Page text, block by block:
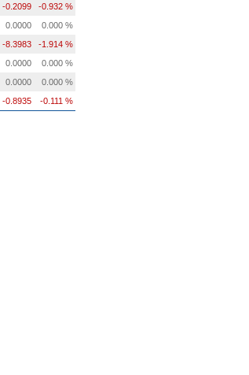
-0.2099 -0.932 %
0.0000 0.000 %
-8.3983 -1.914 %
0.0000 0.000 %
0.0000 0.000 %
-0.8935 -0.111 %